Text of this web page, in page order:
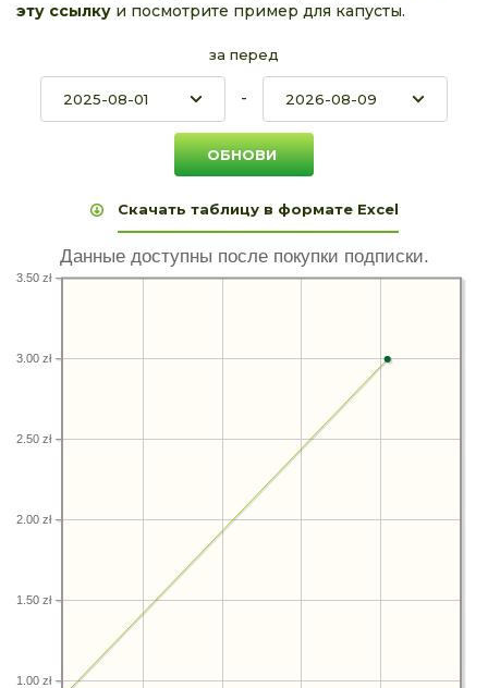
эту ссылку и посмотрите пример для капусты.
за перед
-
Скачать таблицу в формате Excel
Данные доступны после покупки подписки.
1.00 zł
1.50 zł
2.00 zł
2.50 zł
3.00 zł
3.50 zł